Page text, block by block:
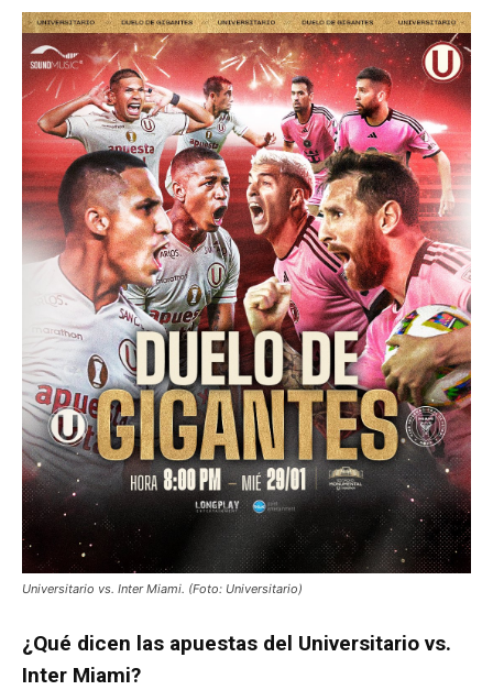
Universitario vs. Inter Miami. (Foto: Universitario)
¿Qué dicen las apuestas del Universitario vs.
Inter Miami?